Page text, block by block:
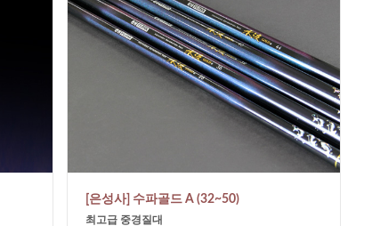
[은성사] 수파골드 A (32~50)
최고급 중경질대